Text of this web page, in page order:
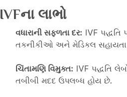
IVFના લાભો
વધારાની સફળતા દર: IVF પદ્ધતિ
તકનીકીઓ અને મેડિકલ
ચિંતામણિ વિમુક્ત: IVF પદ્ધતિ
તબીબી મદદ ઉપલબ્ધ હોય છે.